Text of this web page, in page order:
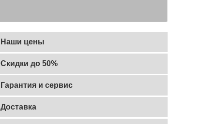
Наши цены
Скидки до 50%
Гарантия и сервис
Доставка